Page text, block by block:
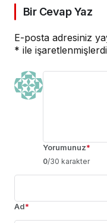
Bir Cevap Yaz
E-posta adresiniz
* ile
Yorumunuz*
0/30 karakter
Ad*